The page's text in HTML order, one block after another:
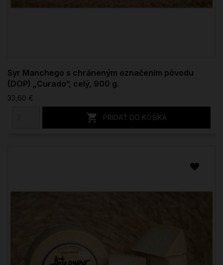
Syr Manchego s chráneným označením pôvodu
(DOP) „Curado“, celý, 900 g.
33,60 €
 PRIDAŤ DO KOŠÍKA